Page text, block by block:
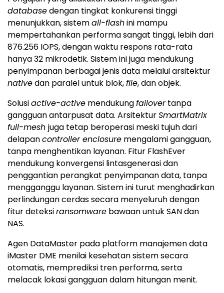
databasedengan tingkat konkurensi tinggi
menunjukkan, sistemall-flashini mampu
mempertahankan performa sangat tinggi, lebih dari
876.256 IOPS, dengan waktu respons rata-rata
hanya 32 mikrodetik. Sistem ini juga mendukung
penyimpanan berbagai jenis data melalui arsitektur
nativedan paralel untuk blok,file, dan objek.
Solusiactive-active mendukungfailovertanpa
gangguan antarpusat data. ArsitekturSmartMatrix
full-mesh juga tetap beroperasi meski tujuh dari
delapancontroller enclosure mengalami gangguan,
tanpa menghentikan layanan. Fitur FlashEver
mendukung konvergensi lintasgenerasi dan
penggantian perangkat penyimpanan data, tanpa
mengganggu layanan. Sistem ini turut menghadirkan
perlindungan cerdas secara menyeluruh dengan
fitur deteksiransomware bawaan untuk SAN dan
NAS.
Agen DataMaster pada platform manajemen data
iMaster DME menilai kesehatan sistem secara
otomatis, memprediksi tren performa, serta
melacak lokasi gangguan dalam hitungan menit.